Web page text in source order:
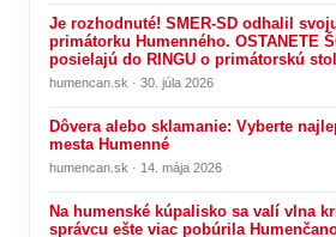
Je rozhodnuté! SMER-SD odhalil
primátorku Humenného. OSTANETE
posielajú do RINGU o primátorskú
humencan.sk · 30. júla 2026
Dôvera alebo sklamanie: Vyberte
mesta Humenné
humencan.sk · 14. mája 2026
Na humenské kúpalisko sa valí vlna
správcu ešte viac pobúrila